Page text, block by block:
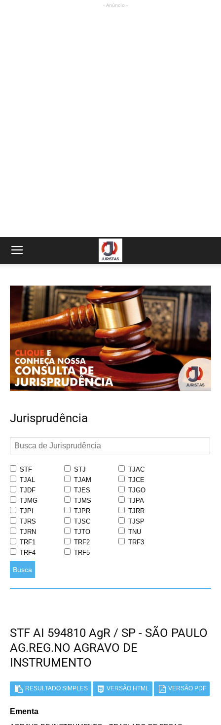
- Anúncio -
Jurisprudência
STF STJ
TJAC
TJAL
TJAM
TJCE
TJDF
TJES
TJGO
TJMG
TJMS
TJPA
TJPI
TJPR
TJRR
TJRS
TJSC
TJSP
TJRN
TJTO
TNU
TRF1
TRF2
TRF3
TRF4
TRF5
Busca
STF AI 594810 AgR / SP - SÃO PAULO
AG.REG.NO AGRAVO DE
INSTRUMENTO
RESULTADO SIMPLES VERSÃO HTML VERSÃO PDF
Ementa